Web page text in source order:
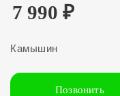
7 990 ₽
Камышин
Позвонить